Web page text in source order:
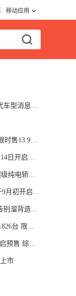
移动应用
全新冠道历经八年等待，第八代车型消息浮出水面，轴距扩展至 2920 毫米，搭载 2.0T 引擎匹配 10AT 变速箱，这款车型是否依然值得关注？
2027款奇瑞风云A9L正式上市 限时售13.99万起
FREELANDER神行者8将于8月14日开启预售 标配华为ADS 5
埃安Ray 7申报图 定位中大型超级纯电轿车/Ray系列首款车型
广汽传祺越7启动先享计划 将于9月初开启预售
全新本田冠道迎来重大更新！告别溜背造型，新增三排座椅设计，网传综合续航可达1350公里，这一数据究竟是否真实可靠？
长城H10上市24小时大定突破31826台 限时换新价20.18万起
大众ID. ERA 5S将于8月11日开启预售 综合续航可达2000km
市